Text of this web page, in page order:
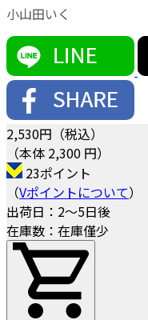
小山田いく
2,530円（税込）
（本体 2,300 円）
23ポイント
（Vポイントについて）
出荷日：2～5日後
在庫数：在庫僅少